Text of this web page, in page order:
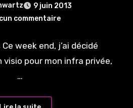
9 juin 2013
commentaire
week end, j’ai décidé
visio pour mon infra privée,
…